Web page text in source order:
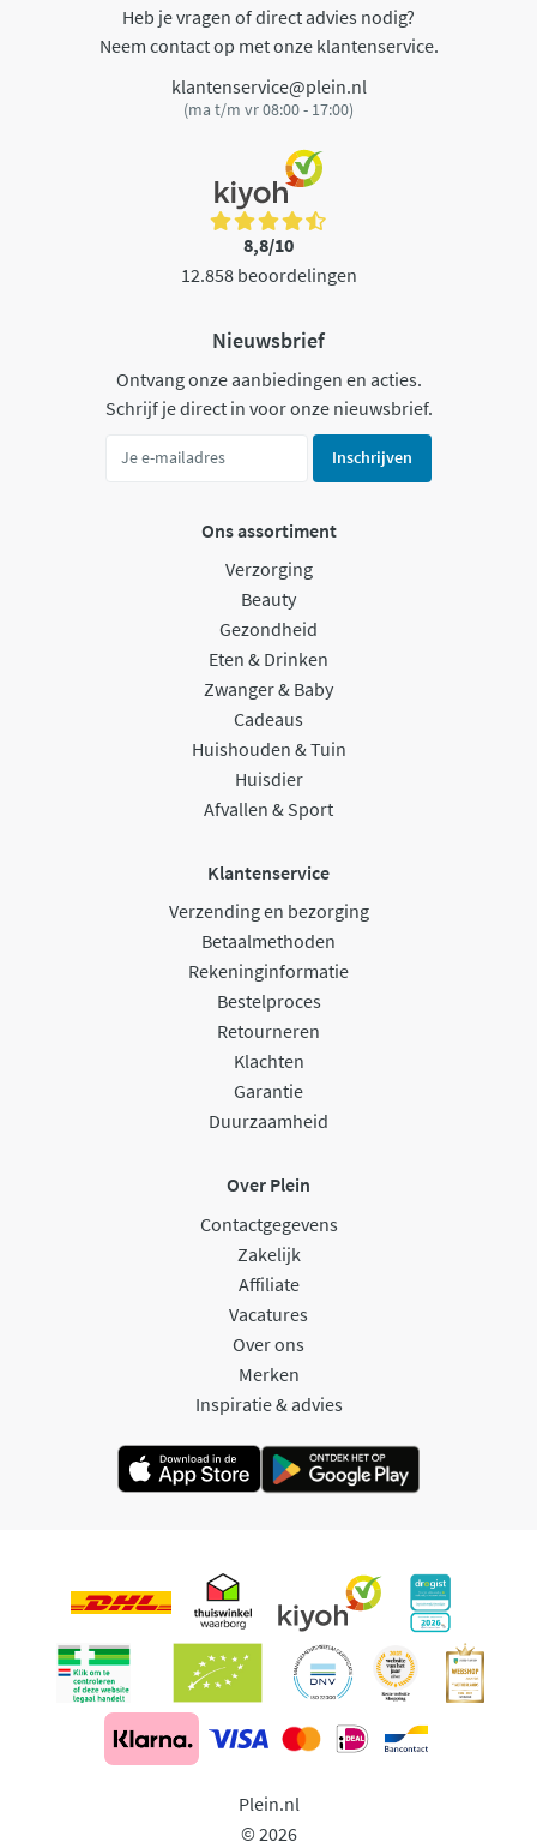
Heb je vragen of direct advies nodig?
Neem contact op met onze klantenservice.
klantenservice@plein.nl
(ma t/m vr 08:00 - 17:00)
8,8/10
12.858 beoordelingen
Nieuwsbrief
Ontvang onze aanbiedingen en acties.
Schrijf je direct in voor onze nieuwsbrief.
Inschrijven
Ons assortiment
Verzorging
Beauty
Gezondheid
Eten & Drinken
Zwanger & Baby
Cadeaus
Huishouden & Tuin
Huisdier
Afvallen & Sport
Klantenservice
Verzending en bezorging
Betaalmethoden
Rekeninginformatie
Bestelproces
Retourneren
Klachten
Garantie
Duurzaamheid
Over Plein
Contactgegevens
Zakelijk
Affiliate
Vacatures
Over ons
Merken
Inspiratie & advies
Plein.nl
© 2026